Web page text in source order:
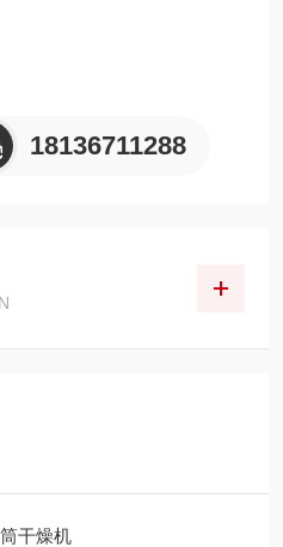
18136711288
干燥机